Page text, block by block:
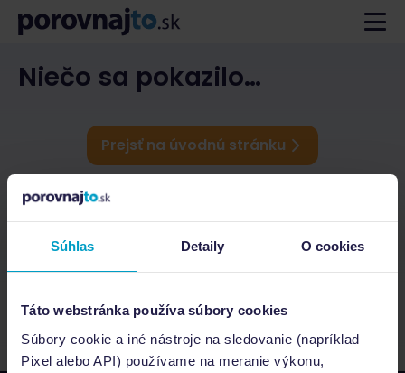
Súhlas Detaily O cookies
Táto webstránka používa súbory cookies
Súbory cookie a iné nástroje na sledovanie (napríklad
Pixel alebo API) používame na meranie výkonu,
Niečo sa pokazilo…
Prejsť na úvodnú stránku